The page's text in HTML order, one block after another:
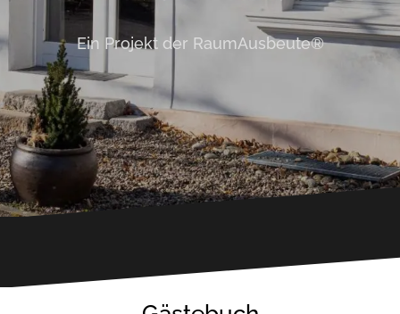
Ein Projekt der RaumAusbeute®